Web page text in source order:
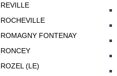
REVILLE
ROCHEVILLE
ROMAGNY FONTENAY
RONCEY
ROZEL (LE)